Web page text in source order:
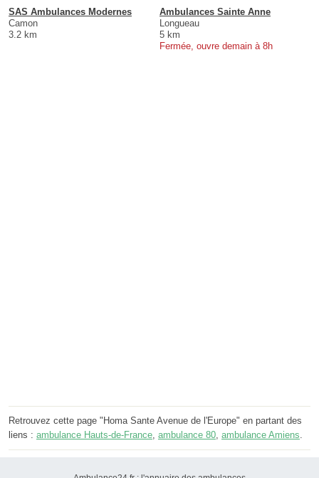
SAS Ambulances Modernes
Camon
3.2 km
Ambulances Sainte Anne
Longueau
5 km
Fermée, ouvre demain à 8h
Retrouvez cette page "Homa Sante Avenue de l'Europe" en partant des
liens : ambulance Hauts-de-France, ambulance 80, ambulance Amiens.